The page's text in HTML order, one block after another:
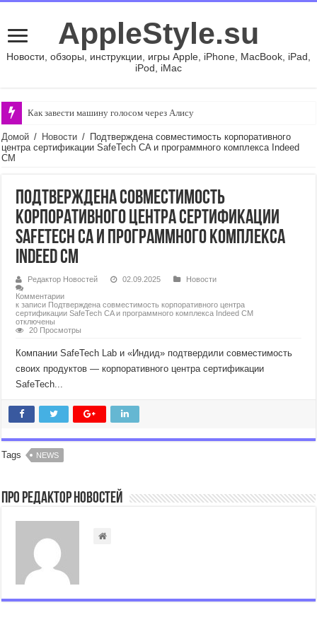
AppleStyle.su
Новости, обзоры, инструкции, игры Apple, iPhone, MacBook, iPad,
iPod, iMac
Как завести машину голосом через Алису
Домой / Новости / Подтверждена совместимость корпоративного
центра сертификации SafeTech CA и программного комплекса Indeed
CM
Подтверждена совместимость
корпоративного центра сертификации
SafeTech CA и программного комплекса
Indeed CM
Редактор Новостей 02.09.2025
Новости
Комментарии
к записи Подтверждена совместимость корпоративного центра
сертификации SafeTech CA и программного комплекса Indeed CM
отключены
20 Просмотры
Компании SafeTech Lab и «Индид» подтвердили совместимость
своих продуктов — корпоративного центра сертификации
SafeTech...
Tags NEWS
Про Редактор Новостей